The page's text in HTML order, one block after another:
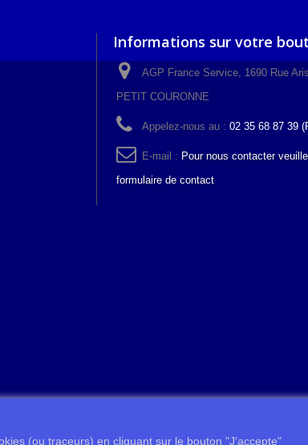
Informations sur votre
AGP France Service, 1690 Rue
PETIT COURONNE
Appelez-nous au : 02 35 68 87 39
E-mail : Pour nous contacter
formulaire de contact
(ou traceurs) en cliquant sur le bouton "J'accepte"